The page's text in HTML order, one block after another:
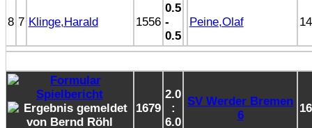
8 7 Klinge,Harald 1556
0.5
-
0.5
Peine,Olaf
1679
2.0
:
6.0
SV Werder Bremen
6